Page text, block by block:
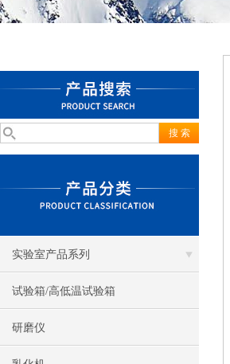
实验室产品系列
试验箱/高低温试验箱
研磨仪